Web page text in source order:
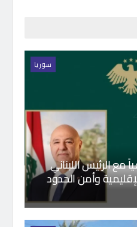
سوريا
مع الرئيس اللبناني
وأمن الحدود